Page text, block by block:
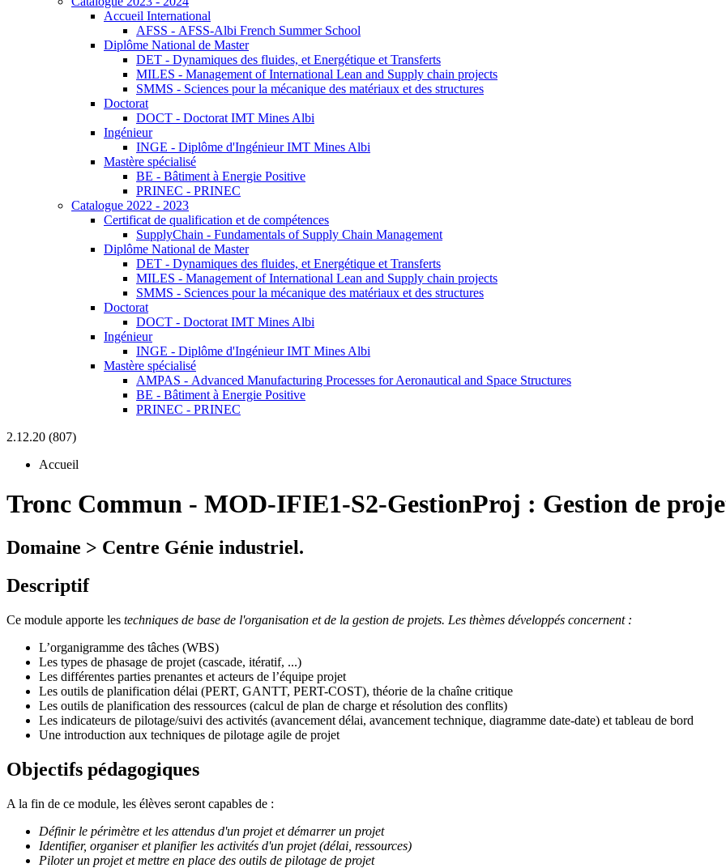
Accueil International
AFSS - AFSS-Albi French Summer School
Diplôme National de Master
DET - Dynamiques des fluides, et Energétique et Transferts
MILES - Management of International Lean and Supply chain projects
SMMS - Sciences pour la mécanique des matériaux et des structures
Doctorat
DOCT - Doctorat IMT Mines Albi
Ingénieur
INGE - Diplôme d'Ingénieur IMT Mines Albi
Mastère spécialisé
BE - Bâtiment à Energie Positive
PRINEC - PRINEC
Catalogue 2022 - 2023
Certificat de qualification et de compétences
SupplyChain - Fundamentals of Supply Chain Management
Diplôme National de Master
DET - Dynamiques des fluides, et Energétique et Transferts
MILES - Management of International Lean and Supply chain projects
SMMS - Sciences pour la mécanique des matériaux et des structures
Doctorat
DOCT - Doctorat IMT Mines Albi
Ingénieur
INGE - Diplôme d'Ingénieur IMT Mines Albi
Mastère spécialisé
AMPAS - Advanced Manufacturing Processes for Aeronautical and Space Structures
BE - Bâtiment à Energie Positive
PRINEC - PRINEC
2.12.20 (807)
Accueil
Tronc Commun - MOD-IFIE1-S2-GestionProj : Gestion de
Domaine > Centre Génie industriel.
Descriptif
Ce module apporte les techniques de base de l'organisation et de la gestion de projets. Les thèmes développés concernent :
L’organigramme des tâches (WBS)
Les types de phasage de projet (cascade, itératif, ...)
Les différentes parties prenantes et acteurs de l’équipe projet
Les outils de planification délai (PERT, GANTT, PERT-COST), théorie de la chaîne critique
Les outils de planification des ressources (calcul de plan de charge et résolution des conflits)
Les indicateurs de pilotage/suivi des activités (avancement délai, avancement technique, diagramme date-date) et tableau de bord
Une introduction aux techniques de pilotage agile de projet
Objectifs pédagogiques
A la fin de ce module, les élèves seront capables de :
Définir le périmètre et les attendus d'un projet et démarrer un projet
Identifier, organiser et planifier les activités d'un projet (délai, ressources)
Piloter un projet et mettre en place des outils de pilotage de projet